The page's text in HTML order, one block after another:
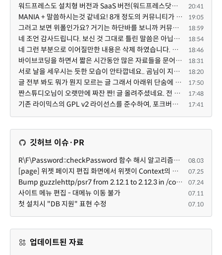
워드프레스도 설치형 버전과 SaaS 버전(워드프레스닷컴)은 다른 점이 많습니다. SaaS로 제공한다면 GPL 라이... 20:41
MANIA + 말씀하시는것 같네요! 8개 정도의 커뮤니티가 저 MANIA+ 기반으로 구축된거로 알고 있습니다. SaaS ... 19:05
그러고 보면 위폴인가요? 거기는 하단바를 보니까 커뮤니티 빌딩 SaaS 솔루션을 사용하고 있는거 같더라고요... 18:59
네 조언 감사드립니다. 보신 것 그대로 틀린 말씀은 아닙니다. 다만, 배포한 것에 대해 흥미가 떨어져서 뒷... 18:54
네 그런 부분으로 이어질만한 내용은 삭제 하였습니다. 불편을 드려 죄송합니다. 저희는 비즈니스 완성할 수... 18:46
바이브코딩을 하면서 짧은 시간동안 많은 자료들을 문어발식 확장하면서 이미 배포한것에대한 흥미가 떨어지... 18:31
서로 날을 세우시는 듯한 모습이 안타깝네요.. 곰님이 지금까지 이끌어주셨던것처럼 안정적인 코어도 필요하... 18:20
글 전부 봐도 뭐가 뭔지 모르는 글 그래서 아래위 단숨에 쭈욱 훝어만 보고 말았지만 참 대단한 정성이예요.... 17:50
짠스튜디오님이 오랫만에 짜잔 짠! 글 올려주셨네요. 전 봐도 잘 모르는 내용이지만 그래도 응원드려요. 17:48
기존 라이믹스의 GPL v2 라이선스를 준수하여, 포크버전도 GPL v2 라이선스로 공개 배포됩니다. 17:41
깃허브 이슈·PR
R\F\Password::checkPassword 함수 해시 알고리즘을 암시적으로 호출하는 경우 Argon2id 해시 비교 실패 08.03
[page] 위젯 페이지 편집 화면에서 위젯이 Context의 module_info를 덮어쓰면 저장이 ERR_ACT_IS_NOT_STANDALONE으로 실패 07.25
Bump guzzlehttp/psr7 from 2.12.1 to 2.12.3 in /common 07.24
사이트 메뉴 편집 - 대메뉴 이동 불가 07.11
첫 설치시 "DB 지원" 표현 수정 07.10
업데이트된 자료